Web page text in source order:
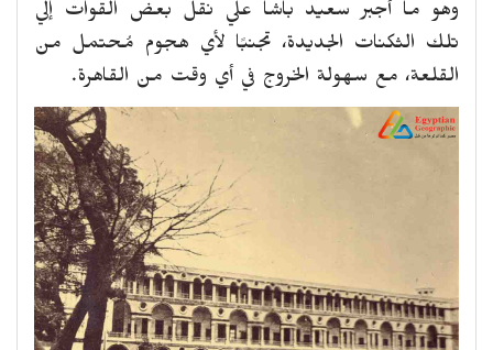
وهو ما أجبر سعيد باشا علي نقل بعض القوات إلي
تلك الثكنات الجديدة، تجنبًا لأي هجوم مُحتمل من
القلعة، مع سهولة الخروج في أي وقت من القاهرة.